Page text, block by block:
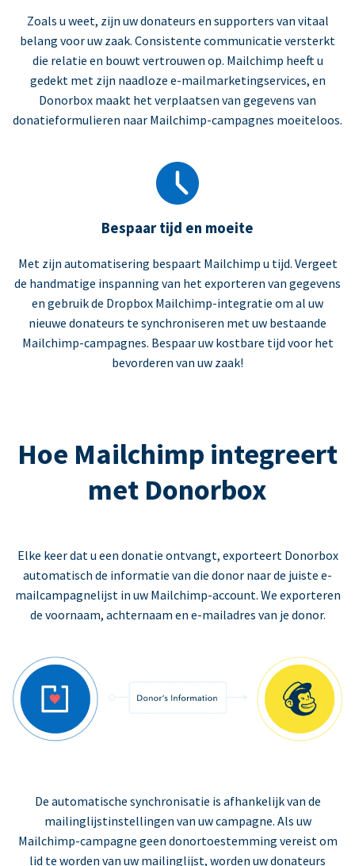
Zoals u weet, zijn uw donateurs en supporters van vitaal
belang voor uw zaak. Consistente communicatie versterkt
die relatie en bouwt vertrouwen op. Mailchimp heeft u
gedekt met zijn naadloze e-mailmarketingservices, en
Donorbox maakt het verplaatsen van gegevens van
donatieformulieren naar Mailchimp-campagnes moeiteloos.
Bespaar tijd en moeite
Met zijn automatisering bespaart Mailchimp u tijd. Vergeet
de handmatige inspanning van het exporteren van gegevens
en gebruik de Dropbox Mailchimp-integratie om al uw
nieuwe donateurs te synchroniseren met uw bestaande
Mailchimp-campagnes. Bespaar uw kostbare tijd voor het
bevorderen van uw zaak!
Hoe Mailchimp integreert
met Donorbox
Elke keer dat u een donatie ontvangt, exporteert Donorbox
automatisch de informatie van die donor naar de juiste e-
mailcampagnelijst in uw Mailchimp-account. We exporteren
de voornaam, achternaam en e-mailadres van je donor.
De automatische synchronisatie is afhankelijk van de
mailinglijstinstellingen van uw campagne. Als uw
Mailchimp-campagne geen donortoestemming vereist om
lid te worden van uw mailinglijst, worden uw donateurs